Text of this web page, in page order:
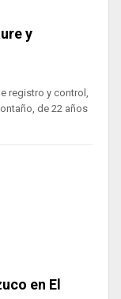
y
registro y control,
de 22 años
en El